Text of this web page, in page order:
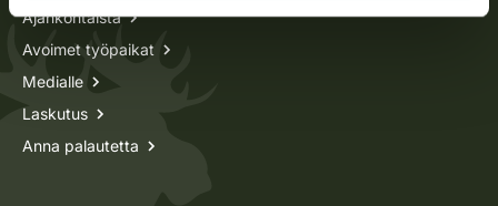
Ajankohtaista
Avoimet työpaikat
Medialle
Laskutus
Anna palautetta